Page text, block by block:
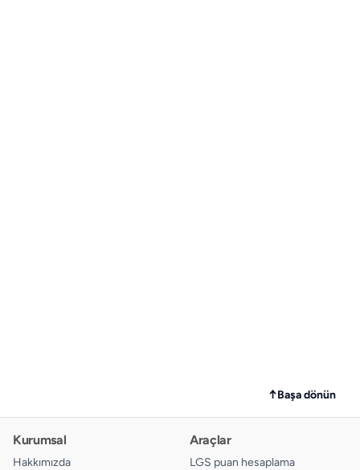
↑Başa dönün
Kurumsal
Hakkımızda
Araçlar
LGS puan hesaplama